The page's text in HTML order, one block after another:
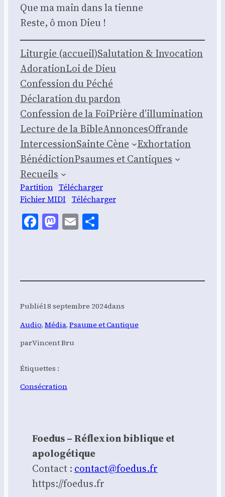
Que ma main dans la tienne
Reste, ô mon Dieu !
Litur­gie (accueil)Salu­ta­tion & Invo­ca­tion
Ado­ra­tionLoi de Dieu
Confes­sion du Péché
Décla­ra­tion du par­don
Confes­sion de la FoiPrière d’illumination
Lec­ture de la BibleAnnoncesOffrande
Inter­ces­sionSainte Cène
Exhor­ta­tion
Béné­dic­tionPsaumes et Can­tiques
Recueils
Par­ti­tion Télé­char­ger
Fichier MIDI
Télé­char­ger
Facebook
Mastodon
Email
Publié18 septembre 2024dans
Audio, Média, Psaume et Cantique
parVincent Bru
Étiquettes :
Consécration
Foedus – Réflexion biblique et
apologétique
Contact : contact@foedus.fr
https://foedus.fr⁠